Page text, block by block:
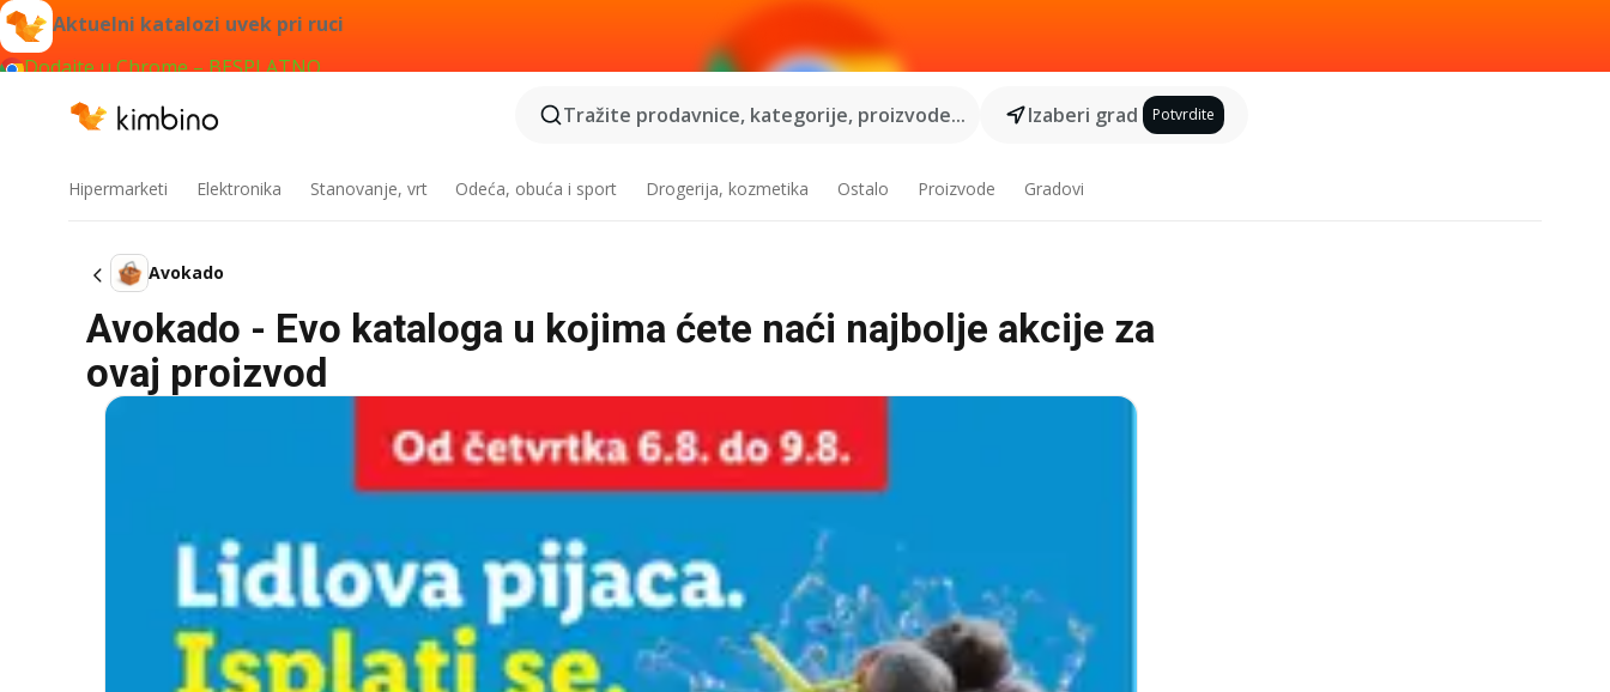
Aktuelni katalozi uvek pri ruci
Dodajte u Chrome – BESPLATNO
Tražite prodavnice, kategorije, proizvode...
Izaberi grad Potvrdite
Hipermarketi Elektronika Stanovanje, vrt Odeća, obuća i sport Drogerija, kozmetika Ostalo Proizvode Gradovi
Avokado
Avokado - Evo kataloga u kojima ćete naći najbolje akcije za
ovaj proizvod